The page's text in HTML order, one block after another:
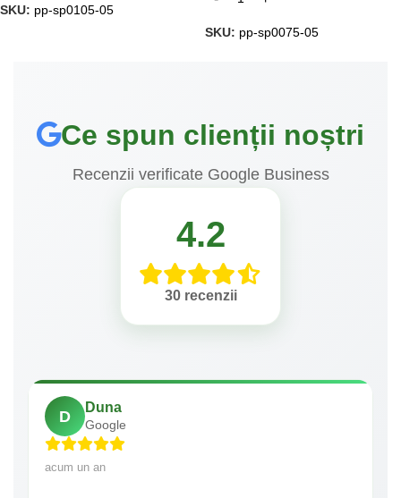
SKU: pp-sp0105-05
SKU: pp-sp0075-05
Ce spun clienții noștri
Recenzii verificate Google Business
4.2
30 recenzii
D
Duna
Google
acum un an